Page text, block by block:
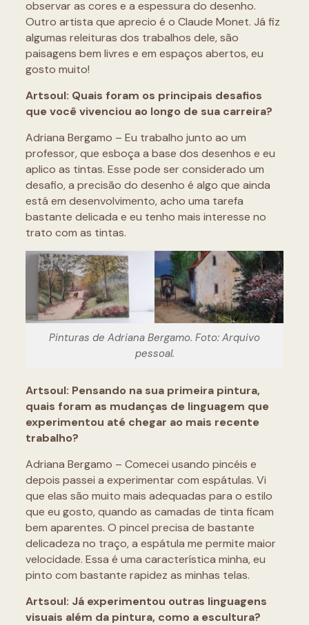
observar as cores e a espessura do desenho.
Outro artista que aprecio é o Claude Monet. Já fiz
algumas releituras dos trabalhos dele, são
paisagens bem livres e em espaços abertos, eu
gosto muito!
Artsoul: Quais foram os principais desafios
que você vivenciou ao longo de sua carreira?
Adriana Bergamo – Eu trabalho junto ao um
professor, que esboça a base dos desenhos e eu
aplico as tintas. Esse pode ser considerado um
desafio, a precisão do desenho é algo que ainda
está em desenvolvimento, acho uma tarefa
bastante delicada e eu tenho mais interesse no
trato com as tintas.
Pinturas de Adriana Bergamo. Foto: Arquivo
pessoal.
Artsoul: Pensando na sua primeira pintura,
quais foram as mudanças de linguagem que
experimentou até chegar ao mais recente
trabalho?
Adriana Bergamo – Comecei usando pincéis e
depois passei a experimentar com espátulas. Vi
que elas são muito mais adequadas para o estilo
que eu gosto, quando as camadas de tinta ficam
bem aparentes. O pincel precisa de bastante
delicadeza no traço, a espátula me permite maior
velocidade. Essa é uma característica minha, eu
pinto com bastante rapidez as minhas telas.
Artsoul: Já experimentou outras linguagens
visuais além da pintura, como a escultura?